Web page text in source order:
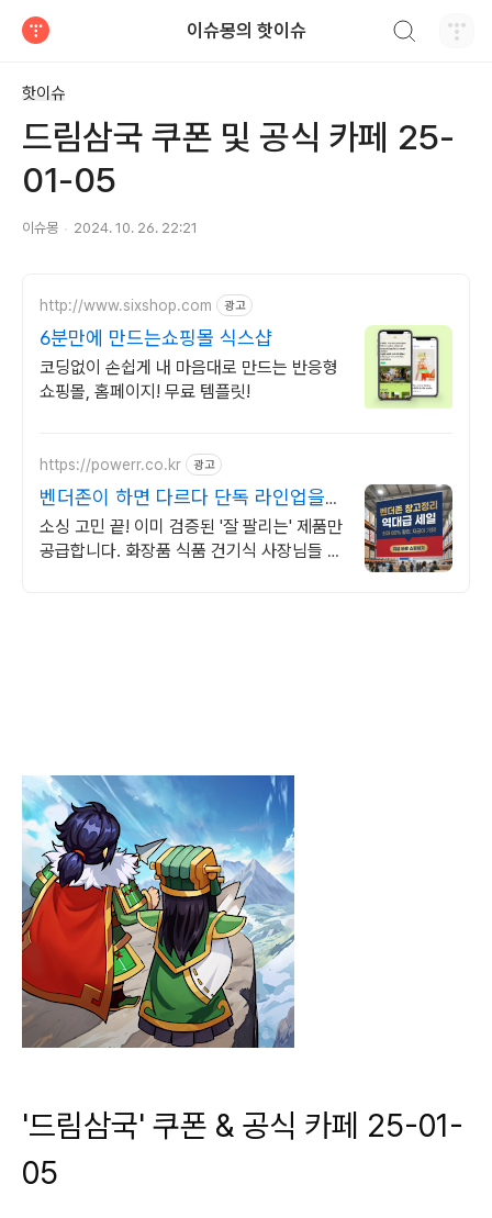
이슈몽의 핫이슈
핫이슈
드림삼국 쿠폰 및 공식 카페 25-
01-05
이슈몽 2024. 10. 26. 22:21
http://www.sixshop.com 광고
6분만에 만드는쇼핑몰 식스샵
코딩없이 손쉽게 내 마음대로 만드는 반응형
쇼핑몰, 홈페이지! 무료 템플릿!
https://powerr.co.kr 광고
벤더존이 하면 다르다 단독 라인업을
확인하세요
소싱 고민 끝! 이미 검증된 '잘 팔리는' 제품만
공급합니다. 화장품 식품 건기식 사장님들 사
'드림삼국' 쿠폰 & 공식 카페 25-01-
05